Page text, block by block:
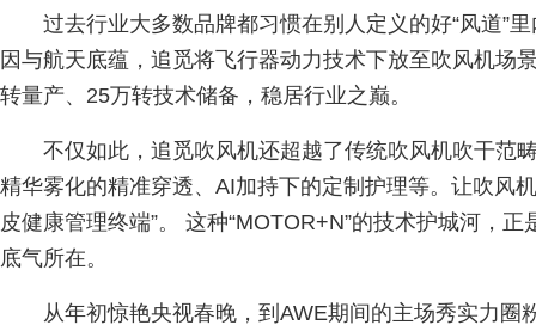
过去行业大多数品牌都习惯在别人定义的好“风道”
因与航天底蕴，追觅将飞行器动力技术下放至吹风机场
转量产、25万转技术储备，稳居行业之巅。
不仅如此，追觅吹风机还超越了传统吹风机吹干
精华雾化的精准穿透、AI加持下的定制护理等。让吹风
皮健康管理终端”。 这种“MOTOR+N”的技术护城河，
底气所在。
从年初惊艳央视春晚，到AWE期间的主场秀实力圈